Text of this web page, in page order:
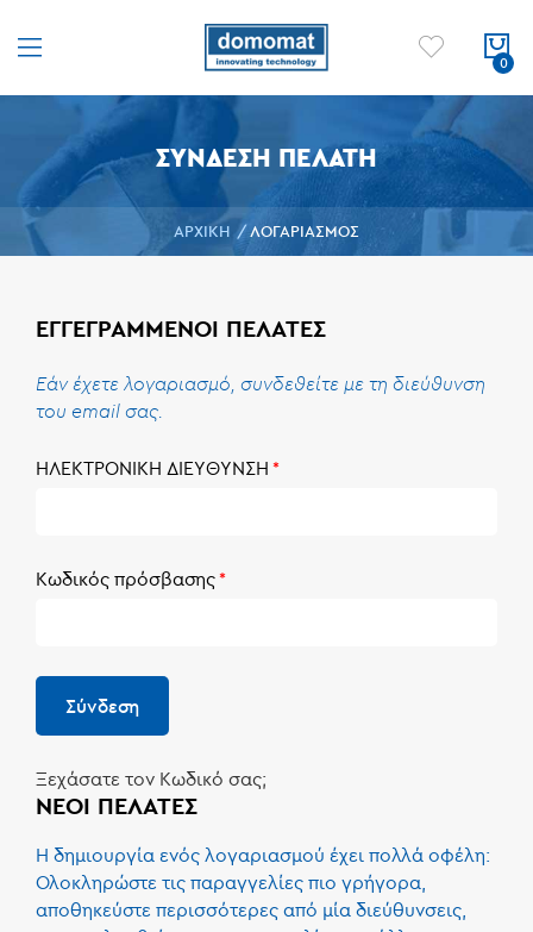
ΣΎΝΔΕΣΗ ΠΕΛΆΤΗ
ΑΡΧΙΚΉ ΛΟΓΑΡΙΑΣΜΌΣ
ΕΓΓΕΓΡΑΜΜΈΝΟΙ ΠΕΛΆΤΕΣ
Εάν έχετε λογαριασμό, συνδεθείτε με τη διεύθυνση
του email σας.
ΗΛΕΚΤΡΟΝΙΚΗ ΔΙΕΥΘΥΝΣΗ
Κωδικός πρόσβασης
Σύνδεση
Ξεχάσατε τον Κωδικό σας;
ΝΈΟΙ ΠΕΛΆΤΕΣ
Η δημιουργία ενός λογαριασμού έχει πολλά οφέλη:
Ολοκληρώστε τις παραγγελίες πιο γρήγορα,
αποθηκεύστε περισσότερες από μία διεύθυνσεις,